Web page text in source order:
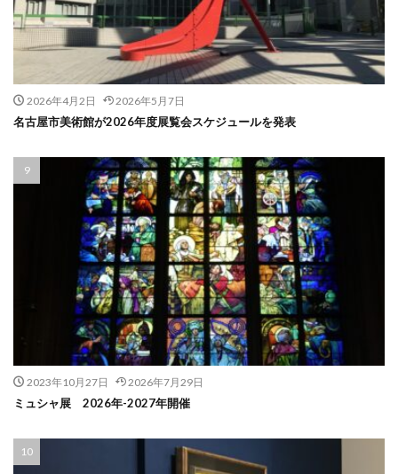
2026年4月2日 2026年5月7日
名古屋市美術館が2026年度展覧会スケジュールを発表
2023年10月27日 2026年7月29日
ミュシャ展 2026年-2027年開催